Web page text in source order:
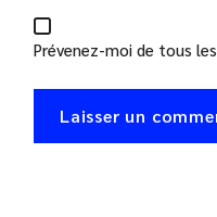
Prévenez-moi de tous